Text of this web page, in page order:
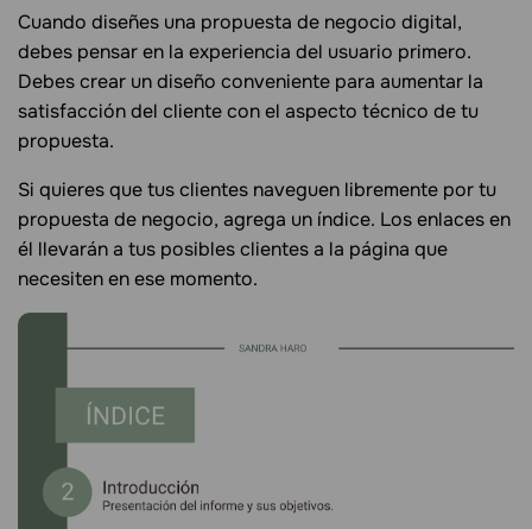
Cuando diseñes una propuesta de negocio digital,
debes pensar en la experiencia del usuario primero.
Debes crear un diseño conveniente para aumentar la
satisfacción del cliente con el aspecto técnico de tu
propuesta.
Si quieres que tus clientes naveguen libremente por tu
propuesta de negocio, agrega un índice. Los enlaces en
él llevarán a tus posibles clientes a la página que
necesiten en ese momento.